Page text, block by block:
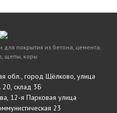
для покрытия из бетона, цемента,
щепы, коры
обл., город Щёлково, улица
20, склад 3Б
12-я Парковая улица
23